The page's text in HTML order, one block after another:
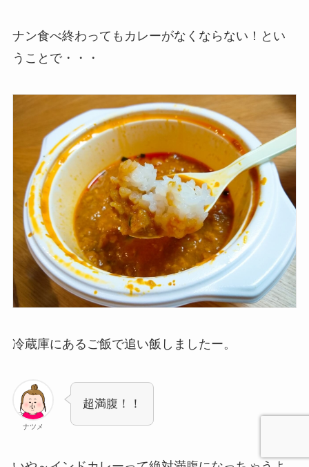
ナン食べ終わってもカレーがなくならない！とい
うことで・・・
冷蔵庫にあるご飯で追い飯しましたー。
ナツメ
超満腹！！